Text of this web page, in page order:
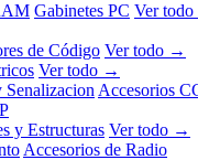
Gabinetes PC Ver
de Código Ver todo →
Ver todo →
Senalizacion Accesorios
y Estructuras Ver todo →
Accesorios de Radio